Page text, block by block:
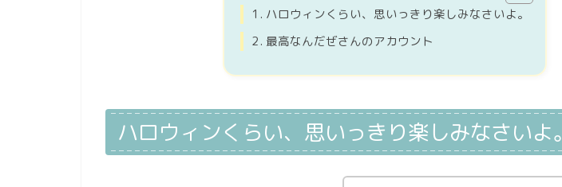
ハロウィンくらい、思いっきり楽しみなさいよ。
最高なんだぜさんのアカウント
ハロウィンくらい、思いっきり楽しみなさいよ。